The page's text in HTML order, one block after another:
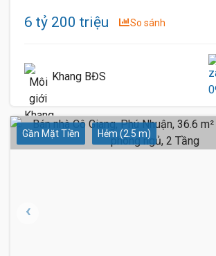
6 tỷ 200 triệu So sánh
Khang BĐS
Gần Mặt Tiền Hẻm (2.5 m)